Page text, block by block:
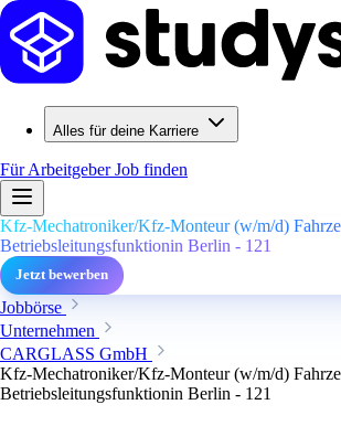
Alles für deine Karriere
Für ArbeitgeberJob finden
Kfz-Mechatroniker/Kfz-Monteur (w/m/d)
Betriebsleitungsfunktionin Berlin - 121
Jetzt bewerben
Jobbörse
Unternehmen
CARGLASS GmbH
Kfz-Mechatroniker/Kfz-Monteur (w/m/d)
Betriebsleitungsfunktionin Berlin - 121